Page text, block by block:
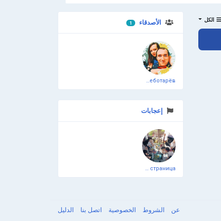
الأصدقاء 1
Дмитрий Чеботарёв
إعجابات
Официальная тестовая страница
الكل
عن الشروط الخصوصية اتصل بنا الدليل